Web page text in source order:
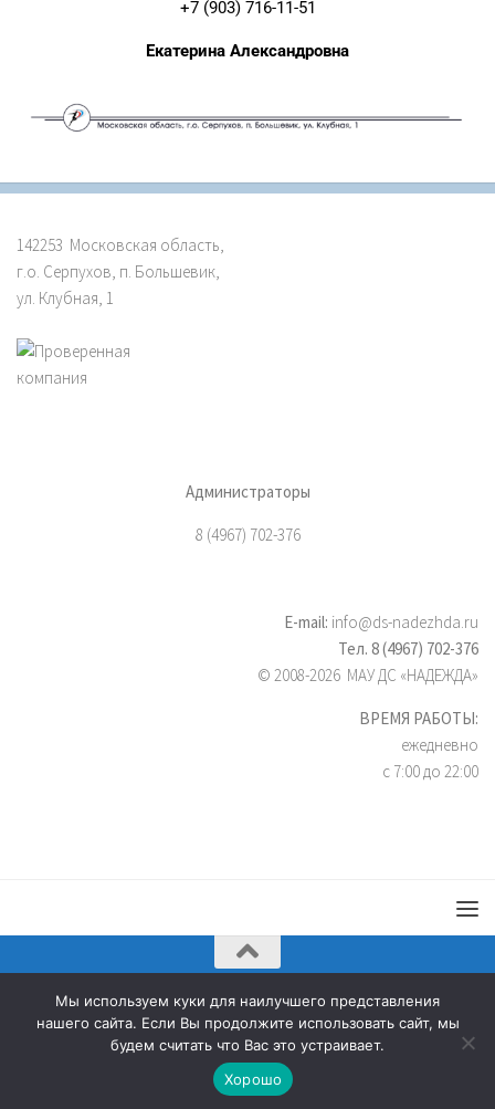
+7 (903) 716-11-51
Екатерина Александровна
142253 Московская область,
г.о. Серпухов, п. Большевик,
ул. Клубная, 1
Администраторы
8 (4967) 702-376
E-mail: info@ds-nadezhda.ru
Тел. 8 (4967) 702-376
© 2008-2026 МАУ ДС «НАДЕЖДА»
ВРЕМЯ РАБОТЫ:
ежедневно
с 7:00 до 22:00
Дворец спорта «Надежда» © 2026. Все права защищены.
Мы используем куки для наилучшего представления
нашего сайта. Если Вы продолжите использовать сайт, мы
будем считать что Вас это устраивает.
Хорошо